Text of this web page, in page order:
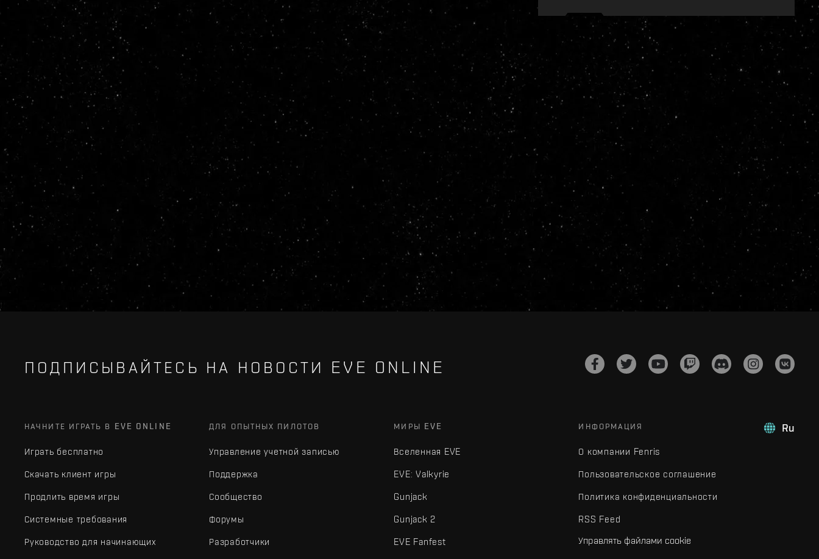
ПОДПИСЫВАЙТЕСЬ НА НОВОСТИ EVE ONLINE
Ru
НАЧНИТЕ ИГРАТЬ В EVE ONLINE
Играть бесплатно
Скачать клиент игры
Продлить время игры
Системные требования
Руководство для начинающих
ДЛЯ ОПЫТНЫХ ПИЛОТОВ
Управление учетной записью
Поддержка
Сообщество
Форумы
Разработчики
МИРЫ EVE
Вселенная EVE
EVE: Valkyrie
Gunjack
Gunjack 2
EVE Fanfest
ИНФОРМАЦИЯ
О компании Fenris
Пользовательское соглашение
Политика конфиденциальности
RSS Feed
Управлять файлами cookie